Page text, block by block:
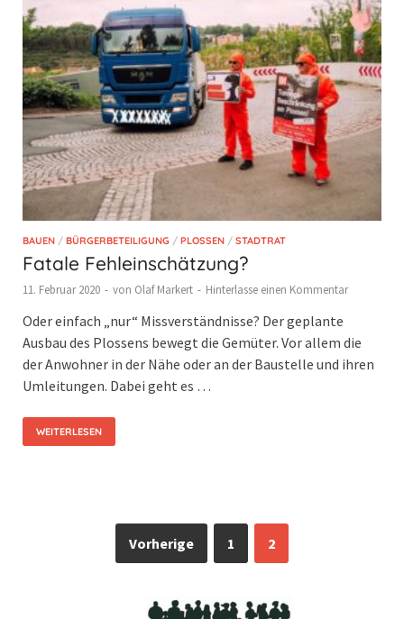
BAUEN / BÜRGERBETEILIGUNG / PLOSSEN / STADTRAT
Fatale Fehleinschätzung?
11. Februar 2020 - von Olaf Markert - Hinterlasse einen Kommentar
Oder einfach „nur“ Missverständnisse? Der geplante
Ausbau des Plossens bewegt die Gemüter. Vor allem die
der Anwohner in der Nähe oder an der Baustelle und ihren
Umleitungen. Dabei geht es …
WEITERLESEN
Vorherige 1 2